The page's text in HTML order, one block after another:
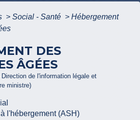
> Social - Santé > Hébergement
DES
ÂGÉES
de l'information légale et
ministre)
l'hébergement (ASH)